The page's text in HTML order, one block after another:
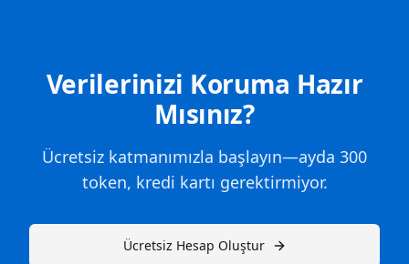
Verilerinizi Koruma Hazır
Mısınız?
Ücretsiz katmanımızla başlayın—ayda 300
token, kredi kartı gerektirmiyor.
Ücretsiz Hesap Oluştur